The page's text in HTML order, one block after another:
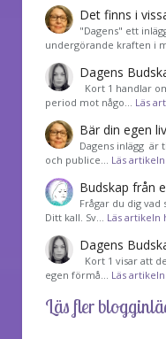
Det finns i
"Dagens" ett
undergörande kraften i
Dagens
Kort 1 handlar
period mot någo… Läs
Bär din egen
Dagens inlägg är
och publice… Läs
Budskap från
Frågar du dig
Ditt kall. Sv… Läs artikeln
Dagens
Kort 1 visar att
egen förmå… Läs
Läs fler